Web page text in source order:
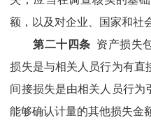
额，以及 对企业、国家和社
第二十四条 资产损失
损失是与相关人员行为有直
间接损失是由相关人员行为
能够确认计量的其他损失金